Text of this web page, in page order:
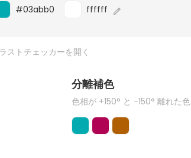
#03abb0 ffffff
ストチェッカーを開く
分離補色
色相が +150° と -150° 離れた色